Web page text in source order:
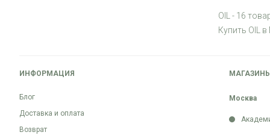
OIL - 16
Купить OIL
ИНФОРМАЦИЯ
Блог
Доставка и оплата
Возврат
Москва